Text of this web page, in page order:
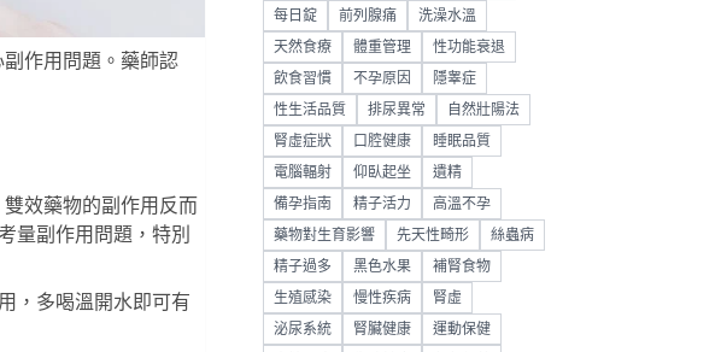
副作用問題。藥師認
效藥物的副作用反而
量副作用問題，特別
，多喝溫開水即可有
每日錠 前列腺痛 洗澡水溫
天然食療 體重管理 性功能衰退
飲食習慣 不孕原因 隱睾症
性生活品質 排尿異常 自然壯陽法
腎虛症狀 口腔健康 睡眠品質
電腦輻射 仰臥起坐 遺精
備孕指南 精子活力 高溫不孕
藥物對生育影響 先天性畸形 絲蟲病
精子過多 黑色水果 補腎食物
生殖感染 慢性疾病 腎虛
泌尿系統 腎臟健康 運動保健